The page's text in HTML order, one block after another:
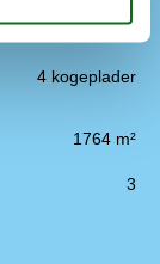
4 kogeplader
1764 m²
3